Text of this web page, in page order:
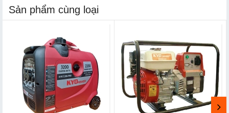
Sản phẩm cùng loại